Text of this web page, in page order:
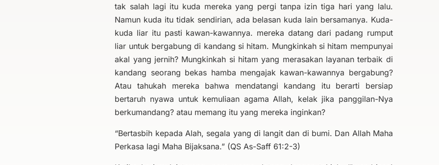
tak salah lagi itu kuda mereka yang pergi tanpa izin tiga hari yang lalu.
Namun kuda itu tidak sendirian, ada belasan kuda lain bersamanya. Kuda-
kuda liar itu pasti kawan-kawannya. mereka datang dari padang rumput
liar untuk bergabung di kandang si hitam. Mungkinkah si hitam mempunyai
akal yang jernih? Mungkinkah si hitam yang merasakan layanan terbaik di
kandang seorang bekas hamba mengajak kawan-kawannya bergabung?
Atau tahukah mereka bahwa mendatangi kandang itu berarti bersiap
bertaruh nyawa untuk kemuliaan agama Allah, kelak jika panggilan-Nya
berkumandang? atau memang itu yang mereka inginkan?
“Bertasbih kepada Alah, segala yang di langit dan di bumi. Dan Allah Maha
Perkasa lagi Maha Bijaksana.” (QS As-Saff 61:2-3)